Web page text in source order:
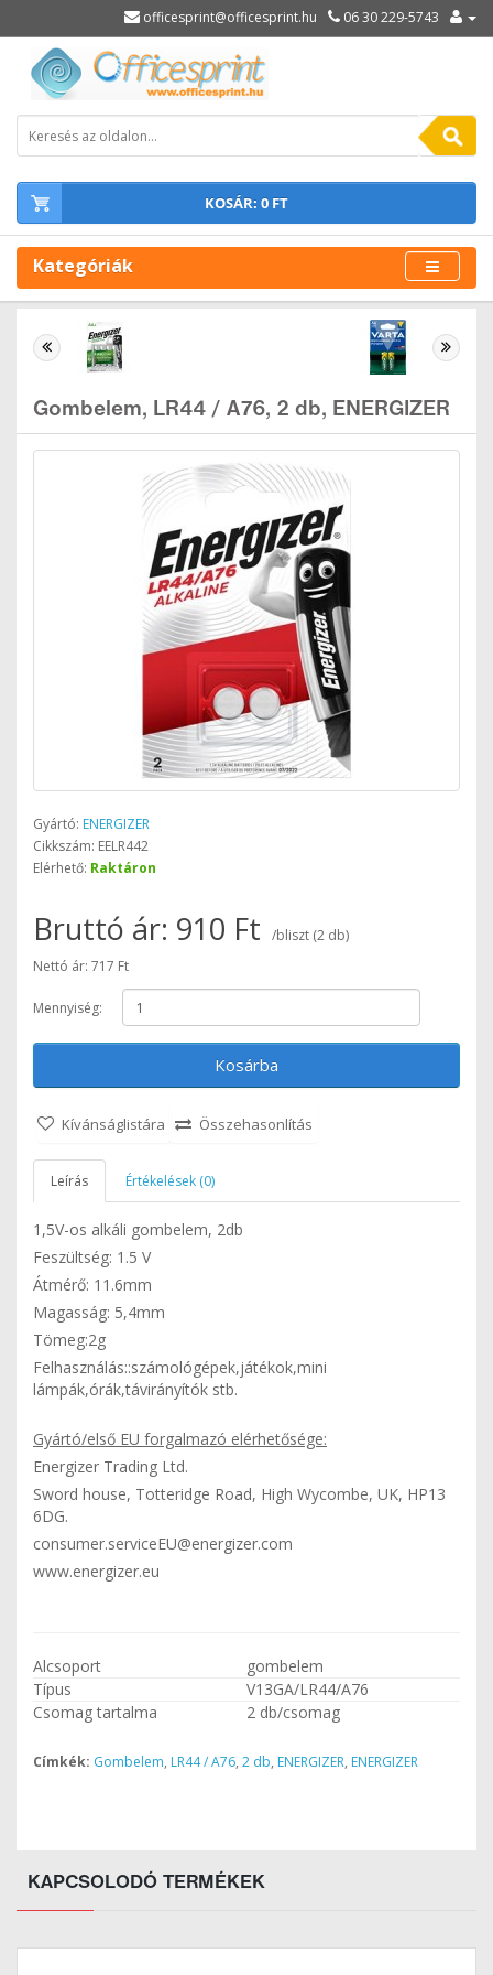
officesprint@officesprint.hu 06 30 229-5743
KOSÁR: 0 FT
Kategóriák
Gombelem, LR44 / A76, 2 db, ENERGIZER
Gyártó: ENERGIZER
Cikkszám: EELR442
Elérhető: Raktáron
Bruttó ár: 910 Ft
/bliszt (2 db)
Nettó ár: 717 Ft
Mennyiség:
Kosárba
Kívánságlistára Összehasonlítás
Leírás Értékelések (0)
1,5V-os alkáli gombelem, 2db
Feszültség: 1.5 V
Átmérő: 11.6mm
Magasság: 5,4mm
Tömeg:2g
Felhasználás::számológépek,játékok,mini
lámpák,órák,távirányítók stb.
Gyártó/első EU forgalmazó elérhetősége:
Energizer Trading Ltd.
Sword house, Totteridge Road, High Wycombe, UK, HP13
6DG.
consumer.serviceEU@energizer.com
www.energizer.eu
Alcsoport
gombelem
Típus
V13GA/LR44/A76
Csomag tartalma
2 db/csomag
Címkék: Gombelem, LR44 / A76, 2 db, ENERGIZER, ENERGIZER
KAPCSOLODÓ TERMÉKEK